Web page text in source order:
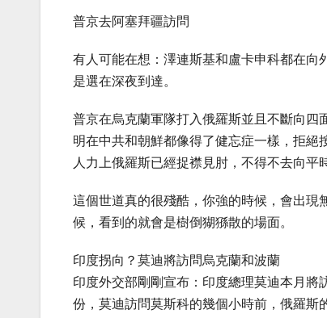
普京去阿塞拜疆訪問
有人可能在想：澤連斯基和盧卡申科都在向
是選在深夜到達。
普京在烏克蘭軍隊打入俄羅斯並且不斷向四
明在中共和朝鮮都像得了健忘症一樣，拒
人力上俄羅斯已經捉襟見肘，不得不去向平
這個世道真的很殘酷，你強的時候，會出現
候，看到的就會是樹倒猢猻散的場面。
印度拐向？莫迪將訪問烏克蘭和波蘭
印度外交部剛剛宣布：印度總理莫迪本月將
份，莫迪訪問莫斯科的幾個小時前，俄羅斯